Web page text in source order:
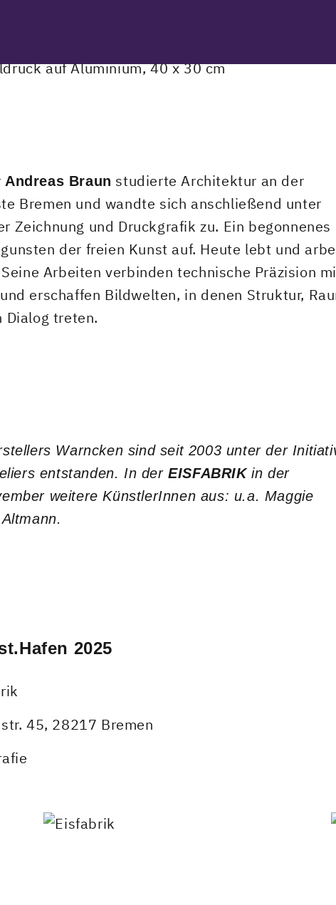
Andreas Braun studierte Architektur an der
Bremen und wandte sich anschließend unter
Zeichnung und Druckgrafik zu. Ein begonnenes
der freien Kunst auf. Heute lebt und
Arbeiten verbinden technische Präzision
erschaffen Bildwelten, in denen Struktur,
Dialog treten.
Warncken sind seit 2003 unter der
entstanden. In derEISFABRIKin der
weitere KünstlerInnen aus: u.a. Maggie
.
2025
45, 28217 Bremen